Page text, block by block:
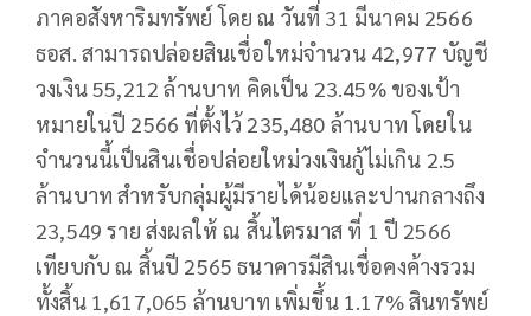
ภาคอสังหาริมทรัพย์ โดย ณ วันที่ 31 มีนาคม 2566
ธอส. สามารถปล่อยสินเชื่อใหม่จำนวน 42,977 บัญชี
วงเงิน 55,212 ล้านบาท คิดเป็น 23.45% ของเป้า
หมายในปี 2566 ที่ตั้งไว้ 235,480 ล้านบาท โดยใน
จำนวนนี้เป็นสินเชื่อปล่อยใหม่วงเงินกู้ไม่เกิน 2.5
ล้านบาท สำหรับกลุ่มผู้มีรายได้น้อยและปานกลางถึง
23,549 ราย ส่งผลให้ ณ สิ้นไตรมาส ที่ 1 ปี 2566
เทียบกับ ณ สิ้นปี 2565 ธนาคารมีสินเชื่อคงค้างรวม
ทั้งสิ้น 1,617,065 ล้านบาท เพิ่มขึ้น 1.17% สินทรัพย์